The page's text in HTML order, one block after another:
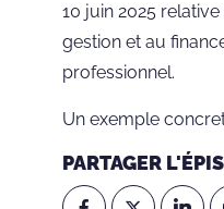
10 juin 2025 relative
gestion et au
professionnel.
Un exemple
PARTAGER